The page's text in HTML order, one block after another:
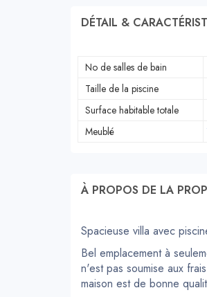
DÉTAIL &
No de salles de bain
Taille de la piscine
Surface habitable totale
Meublé
À PROPOS DE LA
Spacieuse villa avec
Bel emplacement à
n'est pas soumise aux
maison est de bonne